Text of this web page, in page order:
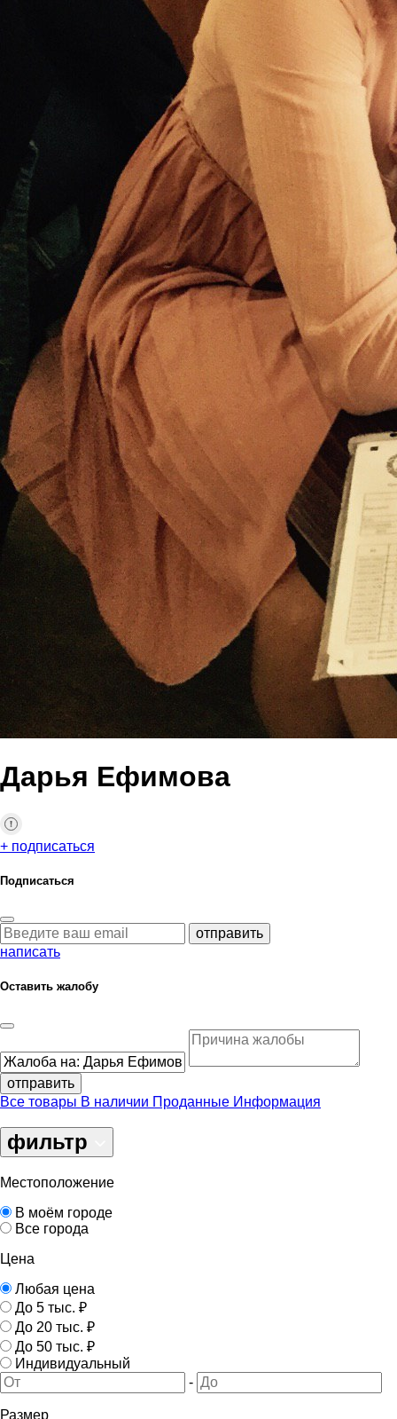
Дарья Ефимова
+ подписаться
Подписаться
отправить
написать
Оставить жалобу
отправить
Все товары В наличии Проданные Информация
фильтр
Местоположение
В моём городе
Все города
Цена
Любая цена
До 5 тыс. ₽
До 20 тыс. ₽
До 50 тыс. ₽
Индивидуальный
-
Размер